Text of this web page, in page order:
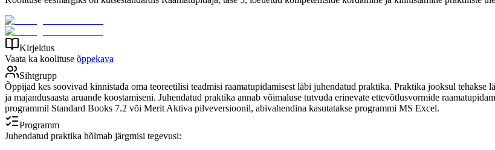
Kirjeldus
Vaata ka koolituse õppekava
Sihtgrupp
Õppijad kes soovivad kinnistada oma teoreetilisi teadmisi raamatupidamisest läbi juhendatud praktika. Praktika jooksul tehakse
ja majandusaasta aruande koostamiseni. Juhendatud praktika annab võimaluse tutvuda erinevate ettevõtlusvormide
programmil Standard Books 7.2 või Merit Aktiva pilveversioonil, abivahendina kasutatakse programmi MS Excel.
Programm
Juhendatud praktika hõlmab järgmisi tegevusi: